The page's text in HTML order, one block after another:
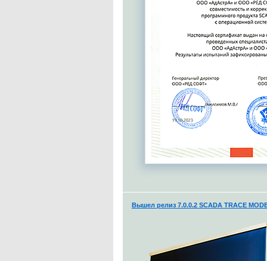
Вышел релиз 7.0.0.2 SCADA TRACE